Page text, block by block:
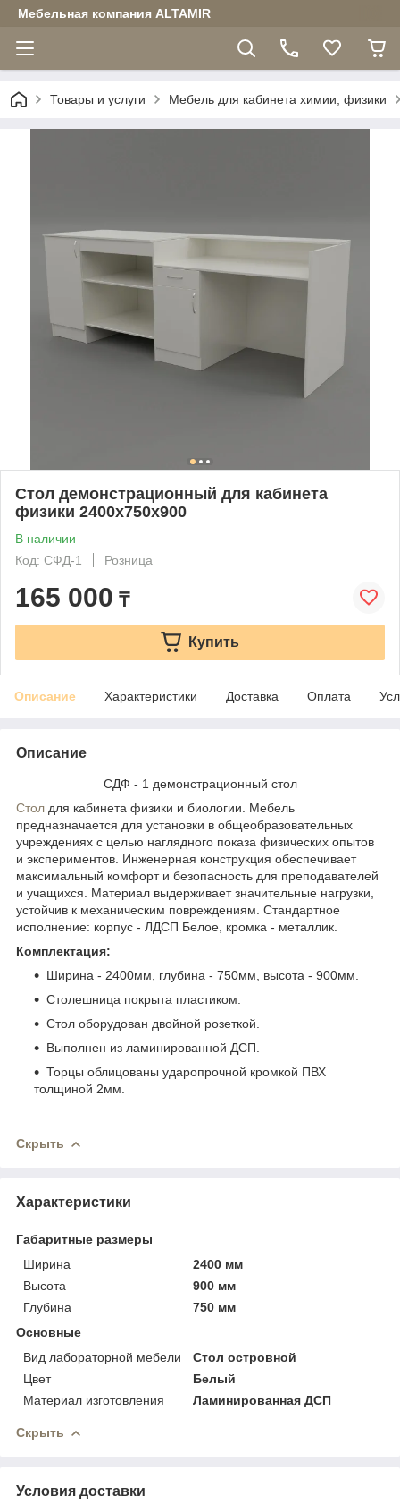
Мебельная компания ALTAMIR
Товары и услуги Мебель для кабинета химии, физики
Стол демонстрационный для кабинета
физики 2400х750х900
В наличии
Код: СФД-1
Розница
165 000 ₸
Купить
Описание Характеристики Доставка Оплата
Описание
СДФ - 1 демонстрационный стол
Стол для кабинета физики и биологии. Мебель
предназначается для установки в общеобразовательных
учреждениях с целью наглядного показа физических опытов
и экспериментов. Инженерная конструкция обеспечивает
максимальный комфорт и безопасность для преподавателей
и учащихся. Материал выдерживает значительные нагрузки,
устойчив к механическим повреждениям. Стандартное
исполнение: корпус - ЛДСП Белое, кромка - металлик.
Комплектация:
Ширина - 2400мм, глубина - 750мм, высота - 900мм.
Столешница покрыта пластиком.
Стол оборудован двойной розеткой.
Выполнен из ламинированной ДСП.
Торцы облицованы ударопрочной кромкой ПВХ
толщиной 2мм.
Скрыть
Характеристики
Габаритные размеры
Ширина
2400 мм
Высота
900 мм
Глубина
750 мм
Основные
Вид лабораторной мебели
Стол островной
Цвет
Белый
Материал изготовления
Ламинированная ДСП
Скрыть
Условия доставки